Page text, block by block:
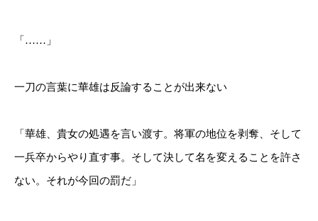
「……」
一刀の言葉に華雄は反論することが出来ない
「華雄、貴女の処遇を言い渡す。将軍の地位を剥奪、そして
一兵卒からやり直す事。そして決して名を変えることを許さ
ない。それが今回の罰だ」